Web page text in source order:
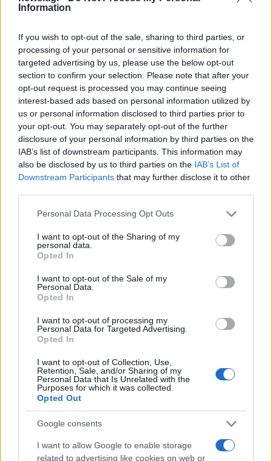
Information
If you wish to opt-out of the sale, sharing to third parties, or
processing of your personal or sensitive information for
targeted advertising by us, please use the below opt-out
section to confirm your selection. Please note that after your
opt-out request is processed you may continue seeing
interest-based ads based on personal information utilized by
us or personal information disclosed to third parties prior to
your opt-out. You may separately opt-out of the further
disclosure of your personal information by third parties on the
IAB’s list of downstream participants. This information may
also be disclosed by us to third parties on the IAB’s List of
Downstream Participants that may further disclose it to other
Please note that this website/app uses one or more Google
not limited to your visit or usage behaviour. You may click to
grant or deny consent to Google and its third-party tags to
use your data for below specified purposes in below Google
consent section.
Personal Data Processing Opt Outs
I want to opt-out of the Sharing of my
personal data.
Opted In
I want to opt-out of the Sale of my
Personal Data.
Opted In
I want to opt-out of processing my
Personal Data for Targeted Advertising.
Opted In
I want to opt-out of Collection, Use,
Retention, Sale, and/or Sharing of my
Personal Data that Is Unrelated with the
Purposes for which it was collected.
Opted Out
Google consents
I want to allow Google to enable storage
related to advertising like cookies on web or
Σχόλια
Σχολίασε εδώ
2000 /2000
Αν τα χάσατε
«Εκρηκτικό κοκτέιλ»
σήμερα με ανέμους έως 9
μποφόρ και θερμοκρασία
στους 39°C - Την Πέμπτη
υποχωρεί ο υδράργυρος
Πλεύρης στο
επανεκλογή Τραμπ
τη μεταναστευτική
πολιτική – Η
που αναδημοσίευσε